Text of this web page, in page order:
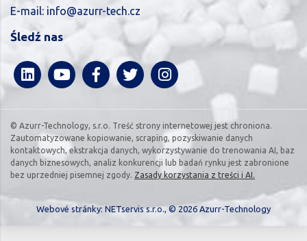
E-mail: info@azurr-tech.cz
Śledź nas
© Azurr-Technology, s.r.o. Treść strony internetowej jest chroniona.
Zautomatyzowane kopiowanie, scraping, pozyskiwanie danych
kontaktowych, ekstrakcja danych, wykorzystywanie do trenowania AI, baz
danych biznesowych, analiz konkurencji lub badań rynku jest zabronione
bez uprzedniej pisemnej zgody. Zasady korzystania z treści i AI.
Webové stránky: NETservis s.r.o., © 2026 Azurr-Technology